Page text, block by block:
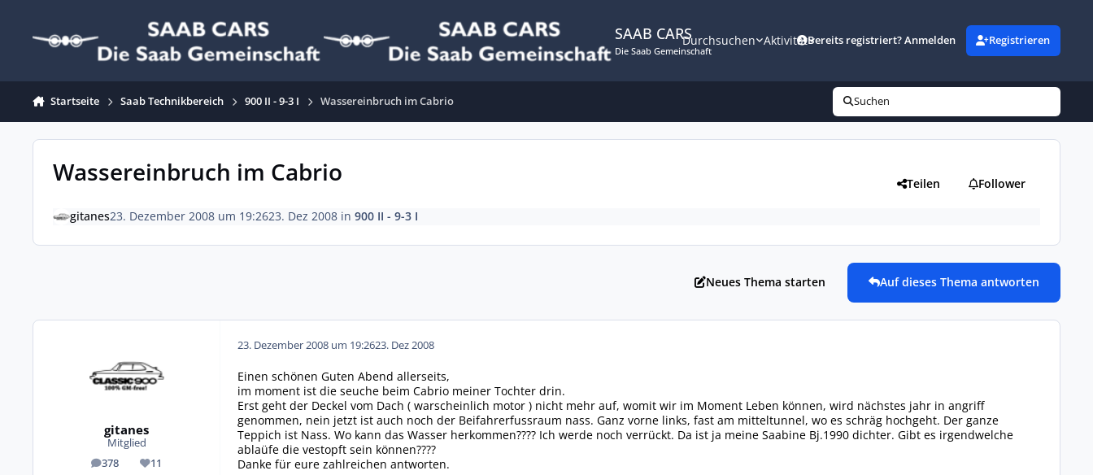
SAAB CARS
Die Saab Gemeinschaft
Durchsuchen AktivitätBereits registriert? Anmelden Registrieren
Startseite Saab Technikbereich 900 II - 9-3 I Wassereinbruch im Cabrio Suchen
Wassereinbruch im Cabrio Teilen Follower
gitanes23. Dezember 2008 um 19:2623. Dez 2008in 900 II - 9-3 I
Neues Thema starten Auf dieses Thema antworten
gitanes
Mitglied
378
Beiträge 11
Reputation
23. Dezember 2008 um 19:2623. Dez 2008
Einen schönen Guten Abend allerseits,
im moment ist die seuche beim Cabrio meiner Tochter drin.
Erst geht der Deckel vom Dach ( warscheinlich motor ) nicht mehr auf, womit wir im Moment Leben können, wird nächstes jahr in angriff
genommen, nein jetzt ist auch noch der Beifahrerfussraum nass. Ganz vorne links, fast am mitteltunnel, wo es schräg hochgeht. Der ganze
Teppich ist Nass. Wo kann das Wasser herkommen???? Ich werde noch verrückt. Da ist ja meine Saabine Bj.1990 dichter. Gibt es irgendwelche
ablaüfe die vestopft sein können????
Danke für eure zahlreichen antworten.